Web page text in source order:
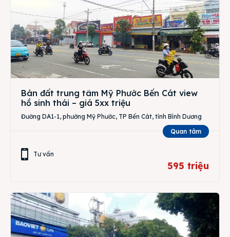
Bán đất trung tâm Mỹ Phước Bến Cát view
hồ sinh thái – giá 5xx triệu
Đường DA1-1, phường Mỹ Phước, TP Bến Cát, tỉnh Bình Dương
Quan tâm
Tư vấn
595 triệu